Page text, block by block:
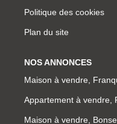
Politique des cookies
Plan du site
NOS ANNONCES
Maison à vendre,
Appartement à vendre,
Maison à vendre,